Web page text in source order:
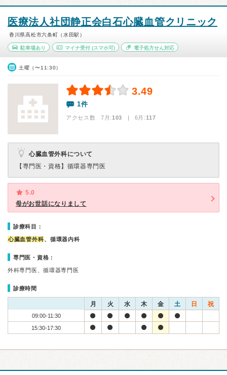
医療法人社団静正会白石心臓血管クリニック
香川県高松市六条町（水田駅）
駐車場あり マイナ受付(スマホ可) 電子処方せん対応
土曜（〜11:30）
3.49
1件
アクセス数 7月:103 | 6月:117
心臓血管外科について
【専門医・資格】 循環器専門医
5.0
母がお世話になりまして
診療科目：
心臓血管外科、循環器内科
専門医・資格：
外科専門医、循環器専門医
診療時間
月 火 水 木 金 土 日 祝
09:00-11:30
15:30-17:30